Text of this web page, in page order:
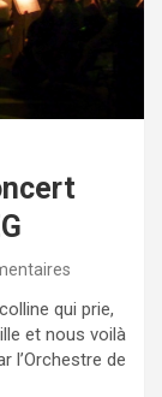
qui prie,
et nous voilà
l’Orchestre de